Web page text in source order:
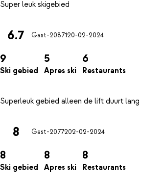
6.7 Gast-2087120-02-2024
9
Ski gebied
5
Apres ski
6
Restaurants
8 Gast-2077202-02-2024
8
Ski gebied
8
Apres ski
8
Restaurants